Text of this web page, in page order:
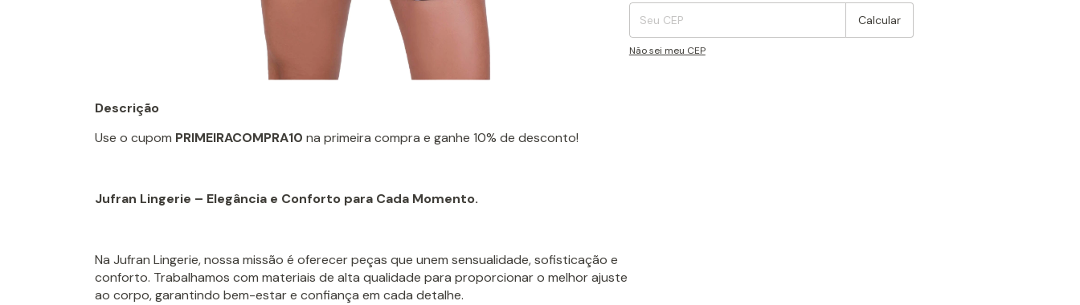
Calcular
Não sei meu CEP
Descrição
Use o cupom PRIMEIRACOMPRA10 na primeira compra e ganhe 10% de desconto!
Jufran Lingerie – Elegância e Conforto para Cada Momento.
Na Jufran Lingerie, nossa missão é oferecer peças que unem sensualidade, sofisticação e
conforto. Trabalhamos com materiais de alta qualidade para proporcionar o melhor ajuste
ao corpo, garantindo bem-estar e confiança em cada detalhe.